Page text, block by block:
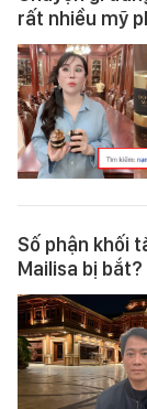
rất nhiều mỹ
Số phận khối
Mailisa bị bắt?